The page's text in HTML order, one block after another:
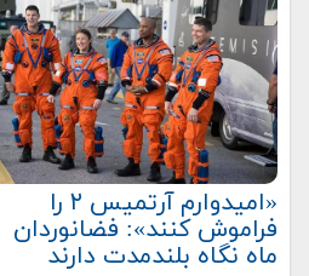
«امیدوارم آرتمیس ۲ را
فراموش کنند»: فضانوردان
ماه نگاه بلندمدت دارند